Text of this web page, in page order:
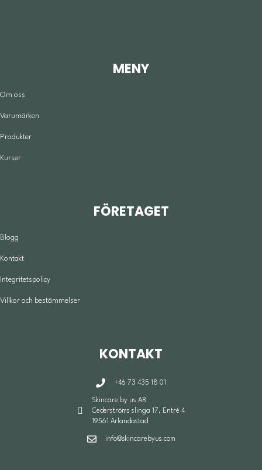
MENY
Om oss
Varumärken
Produkter
Kurser
FÖRETAGET
Blogg
Kontakt
Integritetspolicy
Villkor och bestämmelser
KONTAKT
+46 73 435 18 01
Skincare by us AB
Cederströms slinga 17, Entré 4
19561 Arlandastad
info@skincarebyus.com